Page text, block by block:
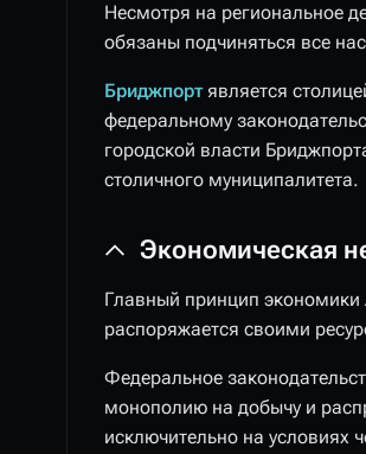
Несмотря на региональное
обязаны подчиняться все
Бриджпортявляется
федеральному
городской власти
столичного муниципалитета.
Экономическая
Главный принцип
распоряжается своими
Федеральное
монополию на добычу и
исключительно на условиях